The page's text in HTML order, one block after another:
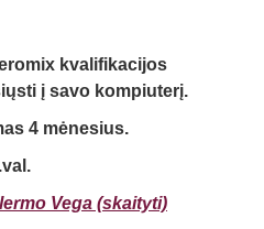
kvalifikacijos
į savo kompiuterį.
4 mėnesius.
Vega (skaityti)